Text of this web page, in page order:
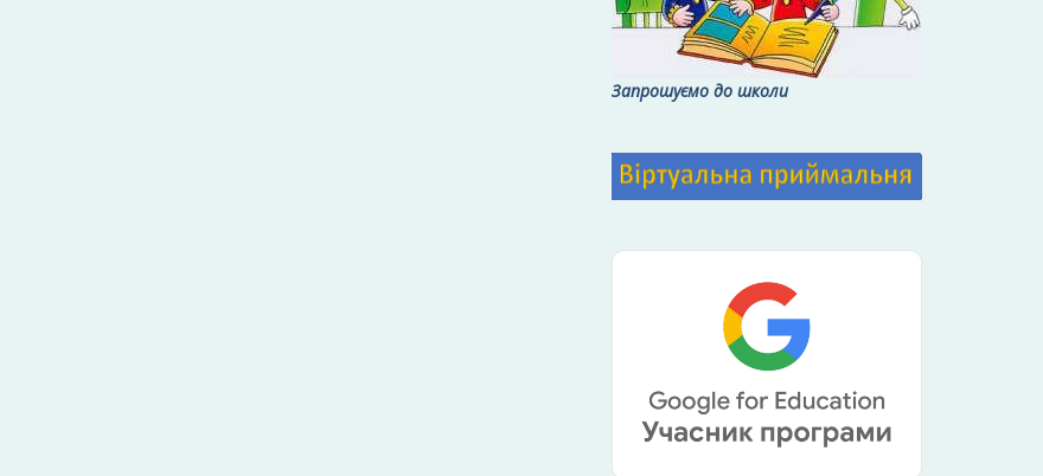
Запрошуємо до школи